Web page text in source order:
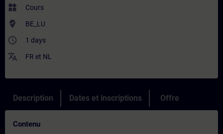
widgets Cours
where_to_vote BE_LU
access_time 1 days
translate FR et NL
Description Dates et inscriptions Offre
Contenu